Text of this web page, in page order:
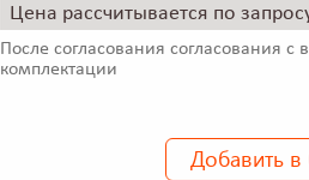
Цена рассчитывается по
После согласования согласования с
комплектации
Добавить в